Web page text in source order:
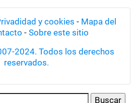
y cookies - Mapa del
- Sobre este sitio
2024. Todos los derechos
reservados.